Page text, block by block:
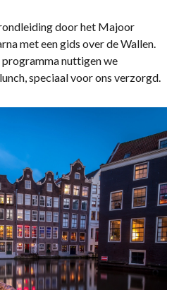
door het Majoor
met een gids over de Wallen.
programma nuttigen we
speciaal voor ons verzorgd.